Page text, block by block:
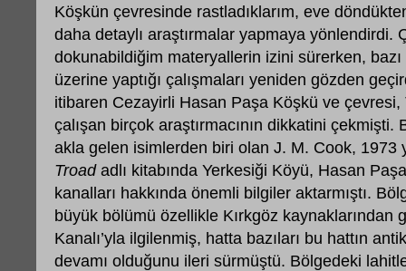
Köşkün çevresinde rastladıklarım, eve
daha detaylı araştırmalar yapmaya yönlendirdi.
dokunabildiğim materyallerin izini sürerken, bazı
üzerine yaptığı çalışmaları yeniden gözden
itibaren Cezayirli Hasan Paşa Köşkü ve
çalışan birçok araştırmacının dikkatini çekmişti.
akla gelen isimlerden biri olan J. M. Cook, 1973
Troadadlı kitabında Yerkesiği Köyü, Hasan
kanalları hakkında önemli bilgiler aktarmıştı.
büyük bölümü özellikle Kırkgöz kaynaklarından
Kanalı’yla ilgilenmiş, hatta bazıları bu hattın
devamı olduğunu ileri sürmüştü. Bölgedeki